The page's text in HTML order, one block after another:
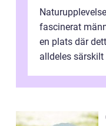
fascinerat
en plats där
alldeles särskilt